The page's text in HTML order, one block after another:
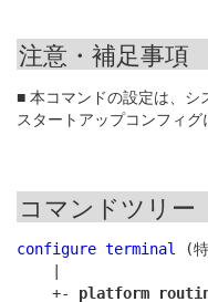
注意・補足事項
■ 本コマンドの設定は、シ
スタートアップコンフィグ
コマンドツリー
configure terminal
(
    +-
platform